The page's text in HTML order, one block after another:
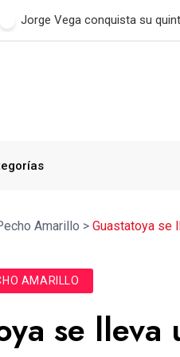
Real Madrid blinda a Vinicius
Amarillo > Guastatoya se
AMARILLO
se